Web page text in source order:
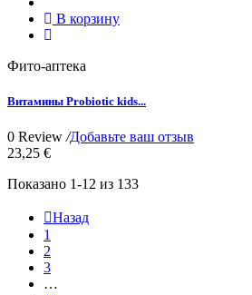
В корзину
Фито-аптека
Витамины Probiotic kids...
0 Review /Добавьте ваш отзыв
23,25 €
Показано 1-12 из 133
Назад
1
2
3
…